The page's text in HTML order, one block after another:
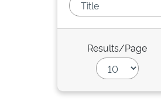
Results/Page